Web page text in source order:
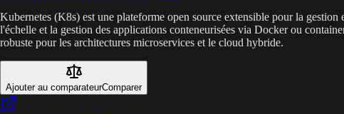
Kubernetes (K8s) est une plateforme open source extensible pour la
l'échelle et la gestion des applications conteneurisées via Docker ou
robuste pour les architectures microservices et le cloud hybride.
Ajouter au comparateurComparer